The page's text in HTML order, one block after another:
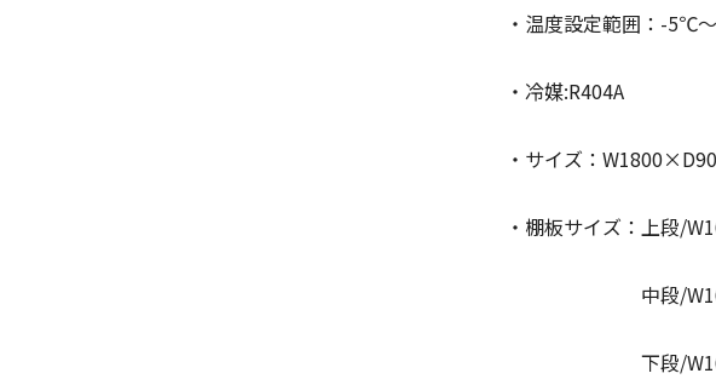
・温度設定範囲：-5℃
・冷媒:R404A
・サイズ：
・棚板サイズ：上段/
中段/
下段/